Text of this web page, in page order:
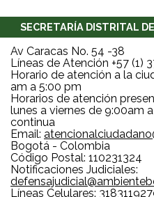
SECRETARÍA DISTRITAL
Av Caracas No. 54 -38
Líneas de Atención +57 (1)
Horario de atención a la
am a 5:00 pm
Horarios de atención
lunes a viernes de 9:00am
continua
Email:
Bogotá - Colombia
Código Postal: 110231324
Notificaciones Judiciales:
Líneas Celulares: